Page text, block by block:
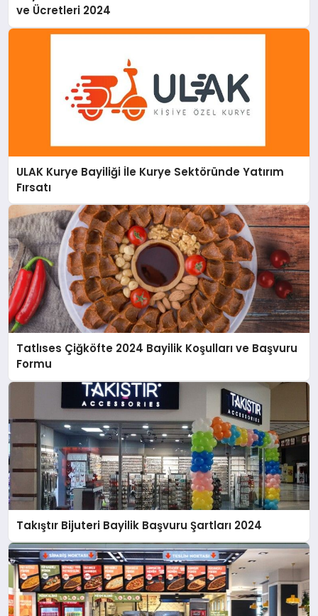
ve Ücretleri 2024
ULAK Kurye Bayiliği İle Kurye Sektöründe Yatırım
Fırsatı
Tatlıses Çiğköfte 2024 Bayilik Koşulları ve Başvuru
Formu
Takıştır Bijuteri Bayilik Başvuru Şartları 2024